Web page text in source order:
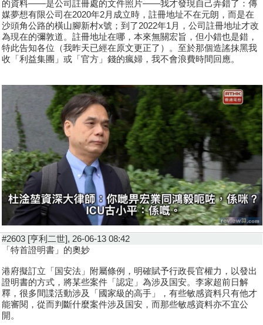
的資料——是公司註冊處的文件照片——我才發現自己弄錯了：傳
媒夢想有限公司在2020年2月成立時，註冊地址不在元朗，而是在
沙頭角公路的橫山腳新村x號；到了2022年1月，公司註冊地址才改
為現在的彌敦道。註冊地址在哪，本來無關宏旨，但小錯也是錯，
特此告知各位（我昨天已經在原文更正了）。至於那個造謠抹黑我
收「利益集團」或「官方」錢的瘋婦，我不會浪費時間回應。
#2603 [亨利二世], 26-06-13 08:42
「特首證明書」的奧妙
港府擬訂立「国安法」附屬條例，明確賦予行政長官權力，以發出
證明書的方式，將某些案件「認定」為涉及国安。李家超前日解
釋，很多間諜活動涉及「國家級的高手」，有些敏感資料只有他才
能審閱，從而判斷什麼案件涉及国安，而那些敏感資料亦不宜公
開。